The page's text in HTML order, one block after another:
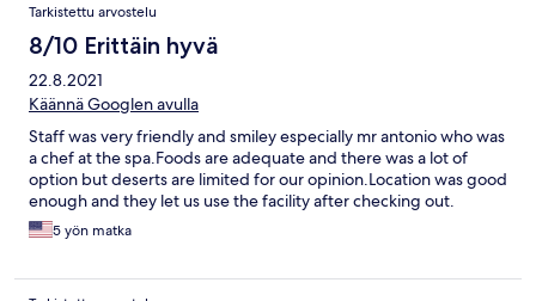
Tarkistettu arvostelu
8/10 Erittäin hyvä
22.8.2021
Käännä Googlen avulla
Staff was very friendly and smiley especially mr antonio who was
a chef at the spa.Foods are adequate and there was a lot of
option but deserts are limited for our opinion.Location was good
enough and they let us use the facility after checking out.
5 yön matka